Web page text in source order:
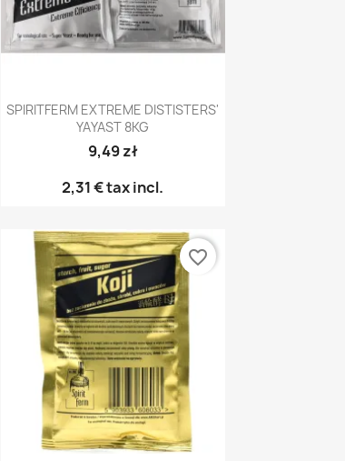
Γρήγορη προβολή
SPIRITFERM EXTREME DISTISTERS'
YAYAST 8KG
9,49 zł
2,31 €tax incl.
favorite_border